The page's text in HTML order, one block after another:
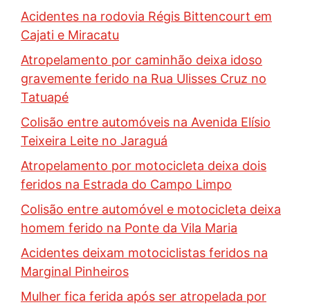
Acidentes na rodovia Régis Bittencourt em
Cajati e Miracatu
Atropelamento por caminhão deixa idoso
gravemente ferido na Rua Ulisses Cruz no
Tatuapé
Colisão entre automóveis na Avenida Elísio
Teixeira Leite no Jaraguá
Atropelamento por motocicleta deixa dois
feridos na Estrada do Campo Limpo
Colisão entre automóvel e motocicleta deixa
homem ferido na Ponte da Vila Maria
Acidentes deixam motociclistas feridos na
Marginal Pinheiros
Mulher fica ferida após ser atropelada por